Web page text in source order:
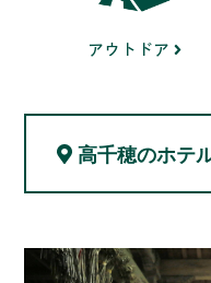
アウトドア
高千穂のホテ